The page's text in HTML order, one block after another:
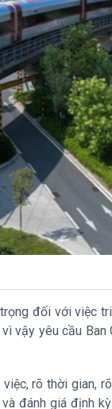
đối với việc
vậy yêu cầu Ban
rõ thời gian,
đánh giá định